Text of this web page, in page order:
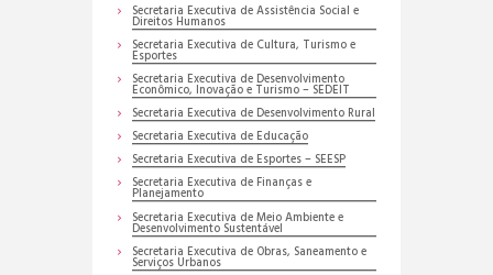
Secretaria Executiva de Assistência Social e
Direitos Humanos
Secretaria Executiva de Cultura, Turismo e
Esportes
Secretaria Executiva de Desenvolvimento
Econômico, Inovação e Turismo – SEDEIT
Secretaria Executiva de Desenvolvimento Rural
Secretaria Executiva de Educação
Secretaria Executiva de Esportes – SEESP
Secretaria Executiva de Finanças e
Planejamento
Secretaria Executiva de Meio Ambiente e
Desenvolvimento Sustentável
Secretaria Executiva de Obras, Saneamento e
Serviços Urbanos